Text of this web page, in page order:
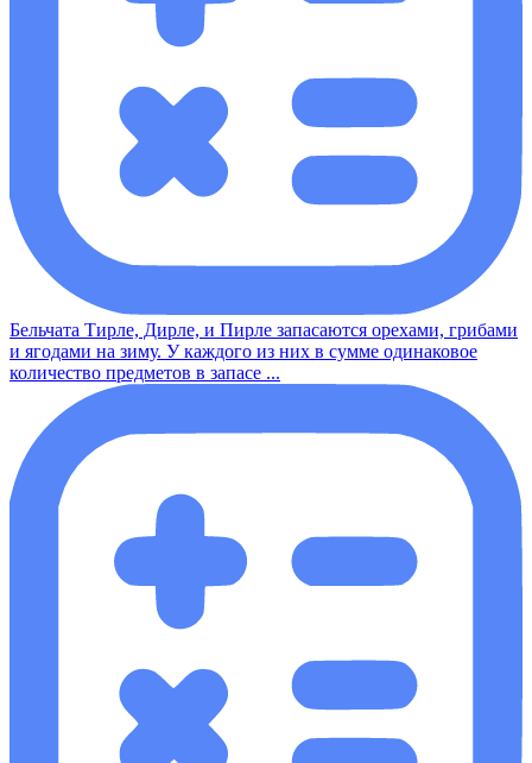
Бельчата Тирле, Дирле, и Пирле запасаются орехами, грибами
и ягодами на зиму. У каждого из них в сумме одинаковое
количество предметов в запасе ...